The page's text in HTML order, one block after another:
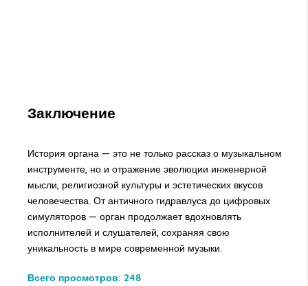
Заключение
История органа — это не только рассказ о музыкальном
инструменте, но и отражение эволюции инженерной
мысли, религиозной культуры и эстетических вкусов
человечества. От античного гидравлуса до цифровых
симуляторов — орган продолжает вдохновлять
исполнителей и слушателей, сохраняя свою
уникальность в мире современной музыки.
Всего просмотров: 248